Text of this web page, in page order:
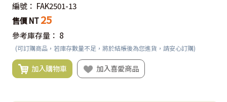
編號： FAK2501-13
售價 NT 25
參考庫存量： 8
(可訂購商品，若庫存數量不足，將於結帳後為您進貨，請安心訂購)
加入購物車 加入喜愛商品